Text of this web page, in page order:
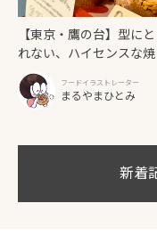
【東京・鷹の台】型に
れない、ハイセンスな
子「SUN3C（サンサン
フードイラストレーター
まるやまひとみ
新着